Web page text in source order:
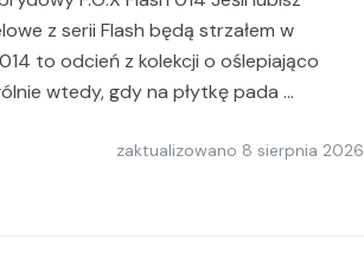
z serii Flash będą strzałem w
to odcień z kolekcji o oślepiająco
wtedy, gdy na płytkę pada …
zaktualizowano 8 sierpnia 2026